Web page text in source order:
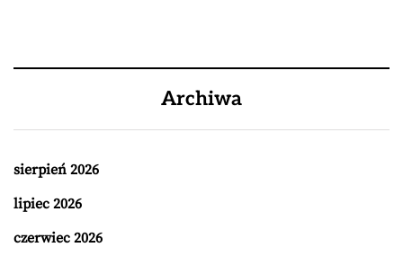
Archiwa
sierpień 2026
lipiec 2026
czerwiec 2026